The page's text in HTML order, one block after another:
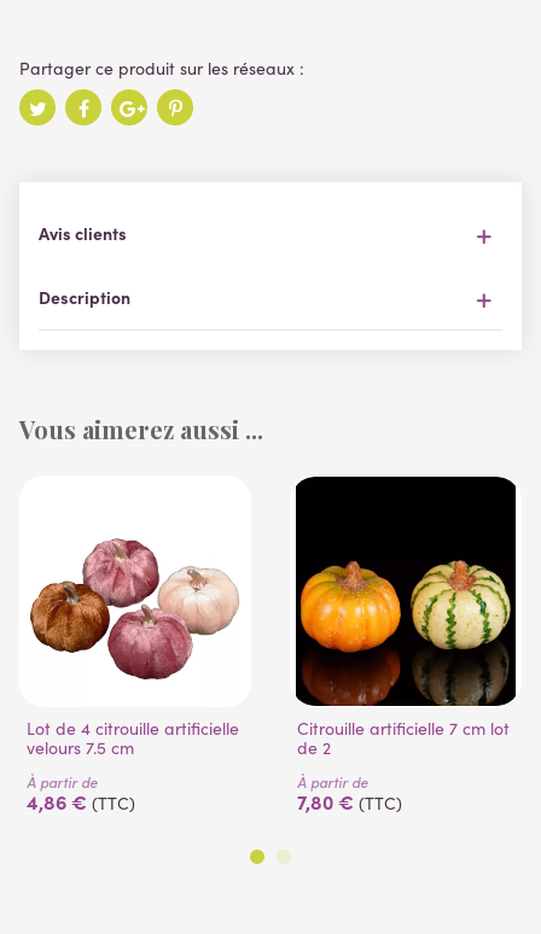
Description
Avis clients
Vous aimerez aussi ...
Lot de 4 citrouille artificielle
velours 7.5 cm
À partir de
4,86 € (TTC)
Citrouille artificielle 7 cm lot
de 2
À partir de
7,80 € (TTC)